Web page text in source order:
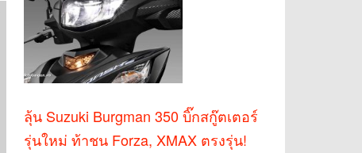
ลุ้น Suzuki Burgman 350 บิ๊กสกู๊ตเตอร์
รุ่นใหม่ ท้าชน Forza, XMAX ตรงรุ่น!